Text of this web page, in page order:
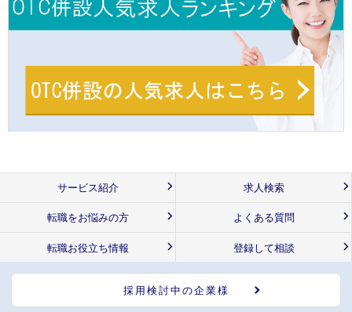
サービス紹介 求人検索
転職をお悩みの方 よくある質問
転職お役立ち情報 登録して相談
採用検討中の企業様